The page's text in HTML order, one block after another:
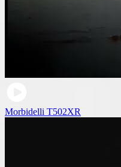
Morbidelli T502XR